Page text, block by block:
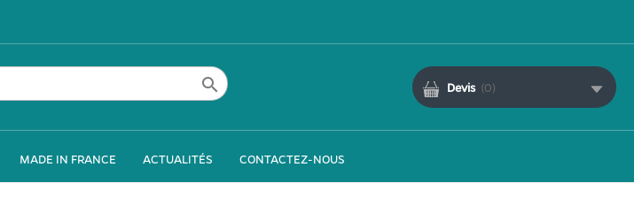
 Devis (0)
MADE IN FRANCE ACTUALITÉS CONTACTEZ-NOUS